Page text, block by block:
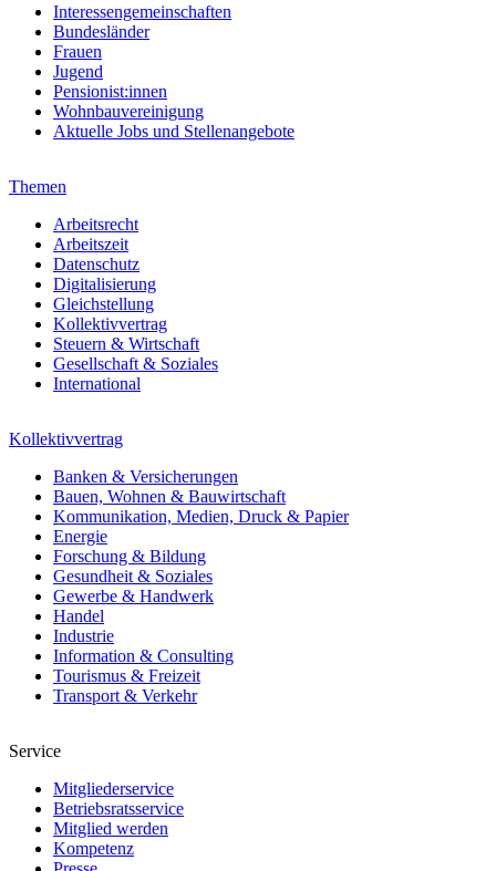
Interessengemeinschaften
Bundesländer
Frauen
Jugend
Pensionist:innen
Wohnbauvereinigung
Aktuelle Jobs und Stellenangebote
Themen
Arbeitsrecht
Arbeitszeit
Datenschutz
Digitalisierung
Gleichstellung
Kollektivvertrag
Steuern & Wirtschaft
Gesellschaft & Soziales
International
Kollektivvertrag
Banken & Versicherungen
Bauen, Wohnen & Bauwirtschaft
Kommunikation, Medien, Druck & Papier
Energie
Forschung & Bildung
Gesundheit & Soziales
Gewerbe & Handwerk
Handel
Industrie
Information & Consulting
Tourismus & Freizeit
Transport & Verkehr
Service
Mitgliederservice
Betriebsratsservice
Mitglied werden
Kompetenz